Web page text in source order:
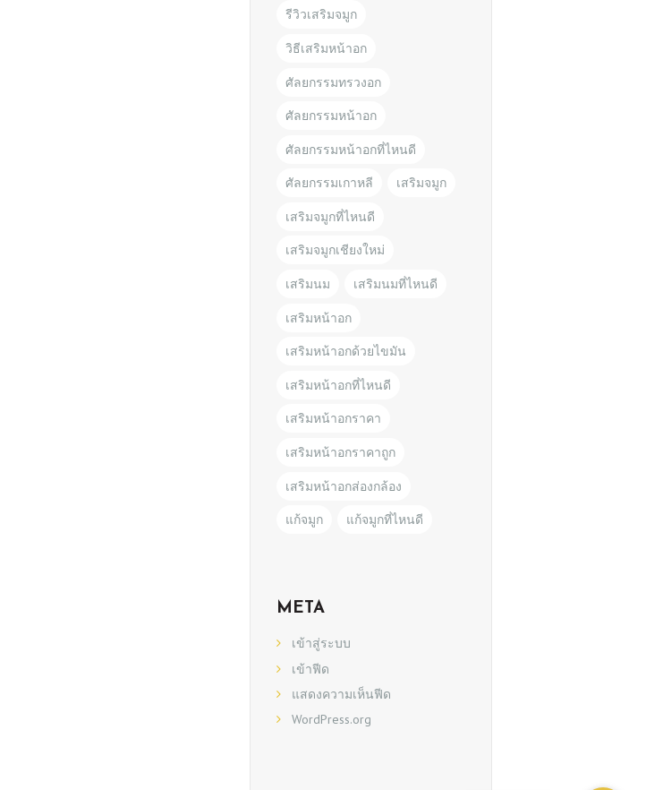
รีวิวเสริมจมูก
วิธีเสริมหน้าอก
ศัลยกรรมทรวงอก
ศัลยกรรมหน้าอก
ศัลยกรรมหน้าอกที่ไหนดี
ศัลยกรรมเกาหลี เสริมจมูก
เสริมจมูกที่ไหนดี
เสริมจมูกเชียงใหม่
เสริมนม เสริมนมที่ไหนดี
เสริมหน้าอก
เสริมหน้าอกด้วยไขมัน
เสริมหน้าอกที่ไหนดี
เสริมหน้าอกราคา
เสริมหน้าอกราคาถูก
เสริมหน้าอกส่องกล้อง
แก้จมูก แก้จมูกที่ไหนดี
META
เข้าสู่ระบบ
เข้าฟีด
แสดงความเห็นฟีด
WordPress.org